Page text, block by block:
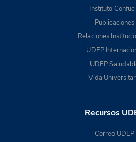
Instituto
Publicaciones
Relaciones
UDEP
UDEP
Vida
Recursos
Correo UDEP